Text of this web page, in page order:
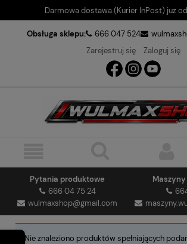
Darmowa dostawa (Kurier InPost) już od
Obsługa sklepu: 666 047 524
Zarejestruj się
Zaloguj się
Pytania produktowe
666 04 75 24
wulmaxshop@gmail.com
Nie znaleziono produktów spełniających